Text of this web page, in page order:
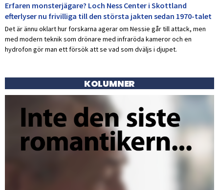
Erfaren monsterjägare? Loch Ness Center i Skottland
efterlyser nu frivilliga till den största jakten sedan 1970-talet
Det är ännu oklart hur forskarna agerar om Nessie går till attack, men
med modern teknik som drönare med infraröda kameror och en
hydrofon gör man ett försök att se vad som dväljs i djupet.
KOLUMNER